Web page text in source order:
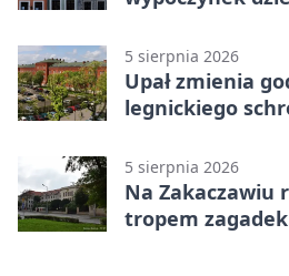
5 sierpnia 2026
Upał zmienia
legnickiego
5 sierpnia 2026
Na Zakaczawiu
tropem